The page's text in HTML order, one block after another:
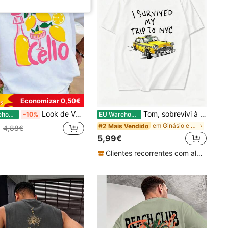
Economizar 0,50€
EU Warehouse -10% Look de Verão Masculino 2026 – Camiseta masculina estampa LIMONCELLO, manga curta algodão puro, modelagem solta para dia a dia e atividades ao ar livre
4,88€
EU Warehouse Tom, sobrevivi à minha viagem a Nova York. Camiseta divertida e original com um táxi-aranha amarelo, estilo vintage dos anos 80, unissex para homens e mulheres.
#2 Mais Vendido em Ginásio e Fitness T-shirts masculinas
5,99€
Clientes recorrentes com alta taxa de retorno